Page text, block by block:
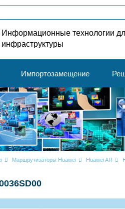
Информационные технологии
инфраструктуры
Импортозамещение
Маршрутизаторы Huawei Huawei AR